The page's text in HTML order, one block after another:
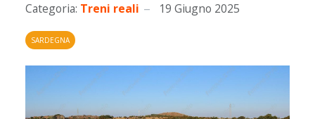
Categoria: Treni reali 19 Giugno 2025
SARDEGNA